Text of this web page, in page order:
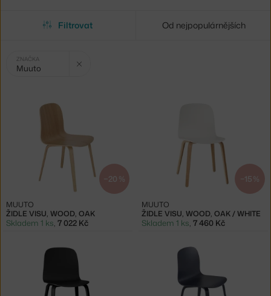
Filtrovat Od nejpopulárnějších
Vybrané
filtry:
ZNAČKA
Muuto
−20 %
ŽIDLE VISU, WOOD, OAK
MUUTO
Skladem 1 ks 7 022 Kč
−15 %
ŽIDLE VISU, WOOD, OAK / WHITE
MUUTO
Skladem 1 ks 7 460 Kč